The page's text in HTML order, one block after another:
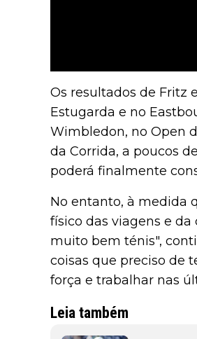
Os resultados de Fritz
Estugarda e no
Wimbledon, no Open
da Corrida, a poucos
poderá finalmente
No entanto, à medida
físico das viagens e
muito bem ténis",
coisas que preciso de
força e trabalhar nas
Leia também